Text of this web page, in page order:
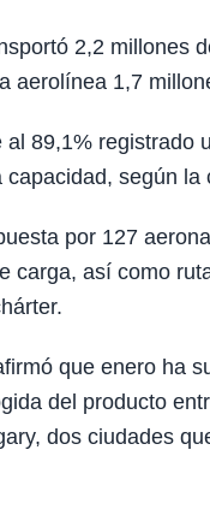
2,2 millones
aerolínea 1,7
89,1% registrado
según la
por 127
carga, así como
que enero ha
del producto
dos ciudades